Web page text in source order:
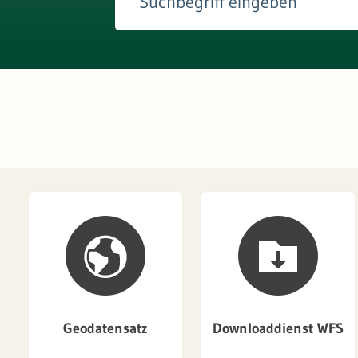
Geodatensatz Downloaddienst WFS